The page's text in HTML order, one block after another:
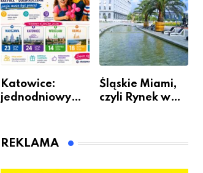
Katowice:
jednodniowy
animatora
Śląskie Miami,
czyli Rynek w
REKLAMA